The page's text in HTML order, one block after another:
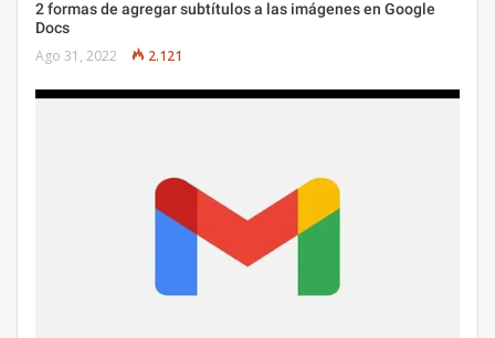
2 formas de agregar subtítulos a las imágenes en Google
Docs
Ago 31, 2022 2.121